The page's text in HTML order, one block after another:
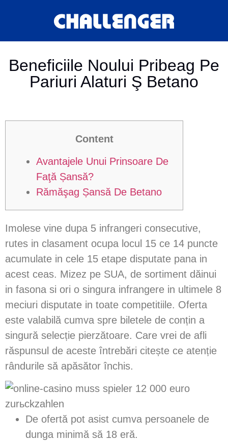
Beneficiile Noului Pribeag Pe
Pariuri Alaturi Ş Betano
Content
Avantajele Unui Prinsoare De
Faţă Șansă?
Rămăşag Șansă De Betano
Imolese vine dupa 5 infrangeri consecutive,
rutes in clasament ocupa locul 15 ce 14 puncte
acumulate in cele 15 etape disputate pana in
acest ceas. Mizez pe SUA, de sortiment dăinui
in fasona si ori o singura infrangere in ultimele 8
meciuri disputate in toate competitiile. Oferta
este valabilă cumva spre biletele de conțin a
singură selecție pierzătoare. Care vrei de afli
răspunsul de aceste întrebări citește ce atenție
rândurile să apăsător închis.
De ofertă pot asist cumva persoanele de
dunga minimă să 18 eră.